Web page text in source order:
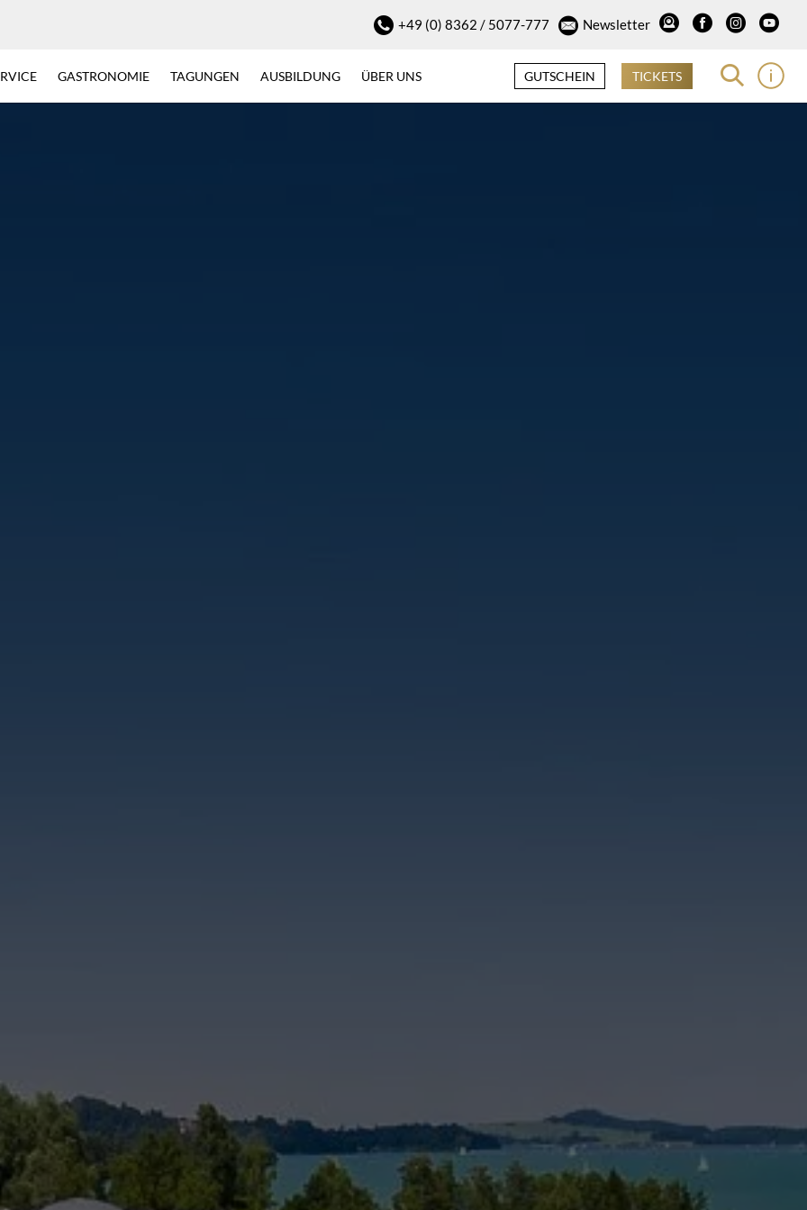
+49 (0) 8362 / 5077-777 Newsletter
GASTRONOMIE TAGUNGEN AUSBILDUNG ÜBER UNS GUTSCHEIN TICKETS